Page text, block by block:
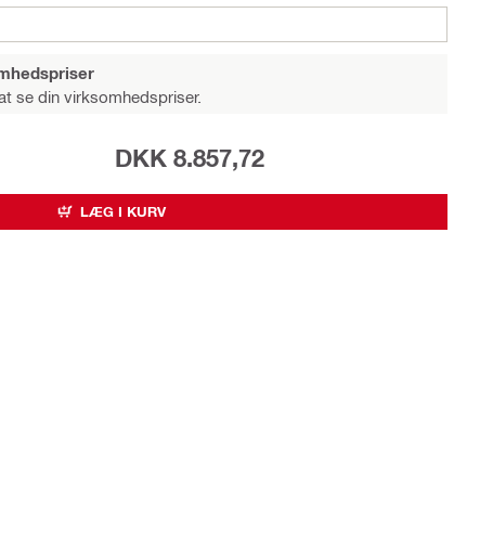
se din virksomhedspriser.
DKK 8.857,72
LÆG I KURV